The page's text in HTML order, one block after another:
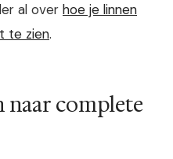
al over hoe je linnen
te zien.
naar complete